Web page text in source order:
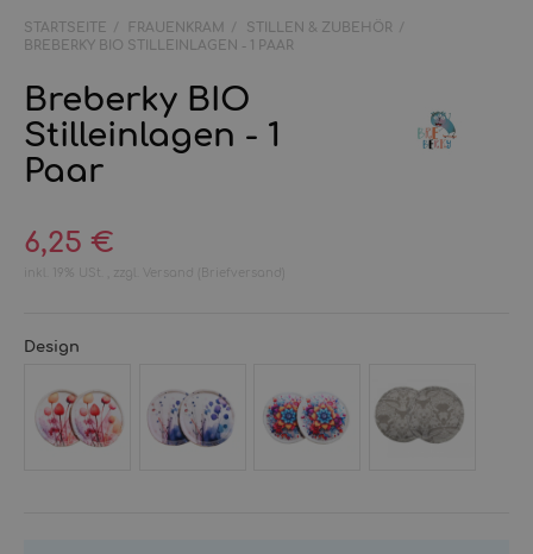
STARTSEITE FRAUENKRAM
STILLEN & ZUBEHÖR
BREBERKY BIO STILLEINLAGEN - 1 PAAR
Breberky BIO
Stilleinlagen - 1
Paar
6,25 €
inkl. 19% USt. , zzgl. Versand (Briefversand)
Design